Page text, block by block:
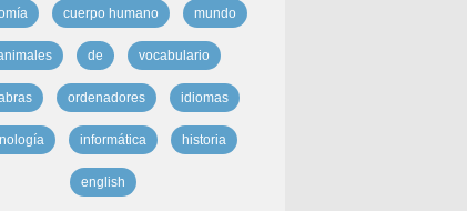
cuerpo humano mundo
de vocabulario
ordenadores idiomas
informática historia
english